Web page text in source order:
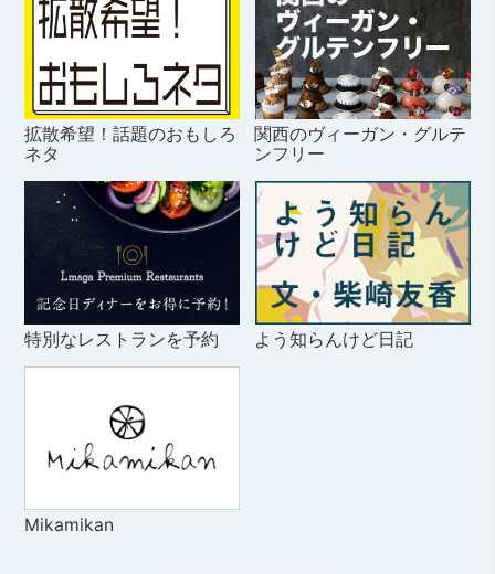
拡散希望！話題のおもしろ
ネタ
関西のヴィーガン・グルテ
ンフリー
特別なレストランを予約 よう知らんけど日記
Mikamikan